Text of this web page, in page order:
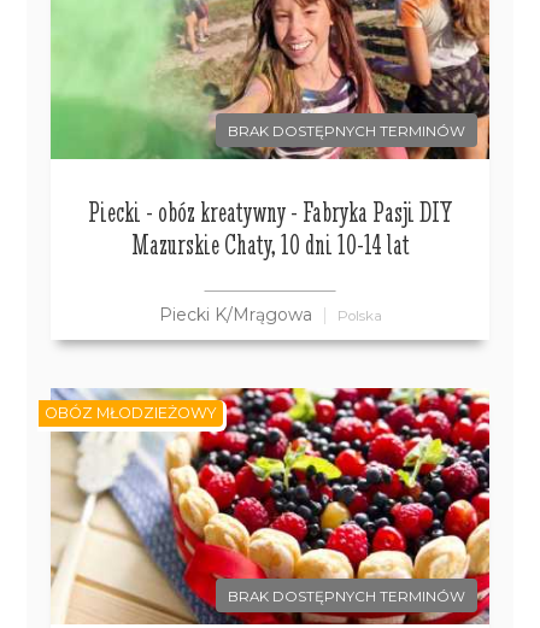
BRAK DOSTĘPNYCH TERMINÓW
Piecki - obóz kreatywny - Fabryka Pasji DIY
Mazurskie Chaty, 10 dni 10-14 lat
Piecki K/Mrągowa Polska
BRAK DOSTĘPNYCH TERMINÓW
OBÓZ MŁODZIEŻOWY